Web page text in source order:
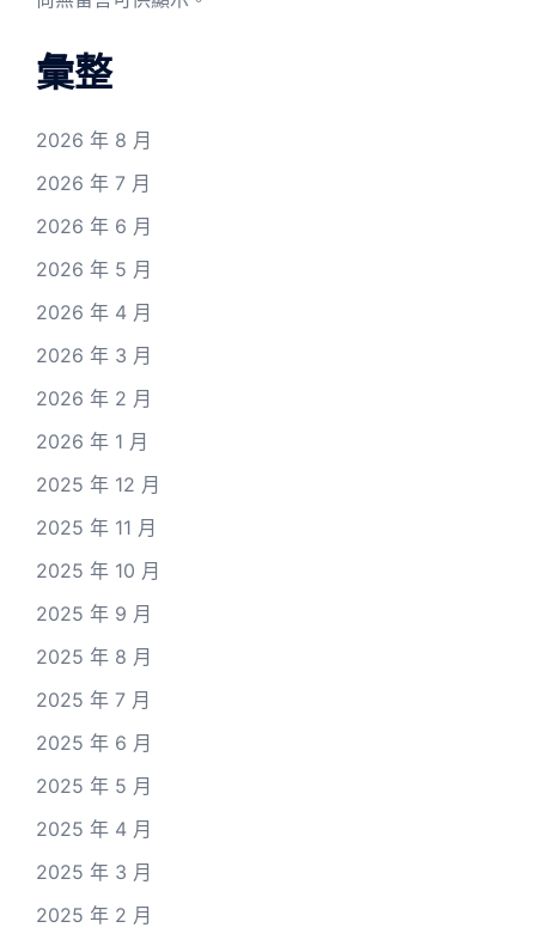
彙整
2026 年 8 月
2026 年 7 月
2026 年 6 月
2026 年 5 月
2026 年 4 月
2026 年 3 月
2026 年 2 月
2026 年 1 月
2025 年 12 月
2025 年 11 月
2025 年 10 月
2025 年 9 月
2025 年 8 月
2025 年 7 月
2025 年 6 月
2025 年 5 月
2025 年 4 月
2025 年 3 月
2025 年 2 月